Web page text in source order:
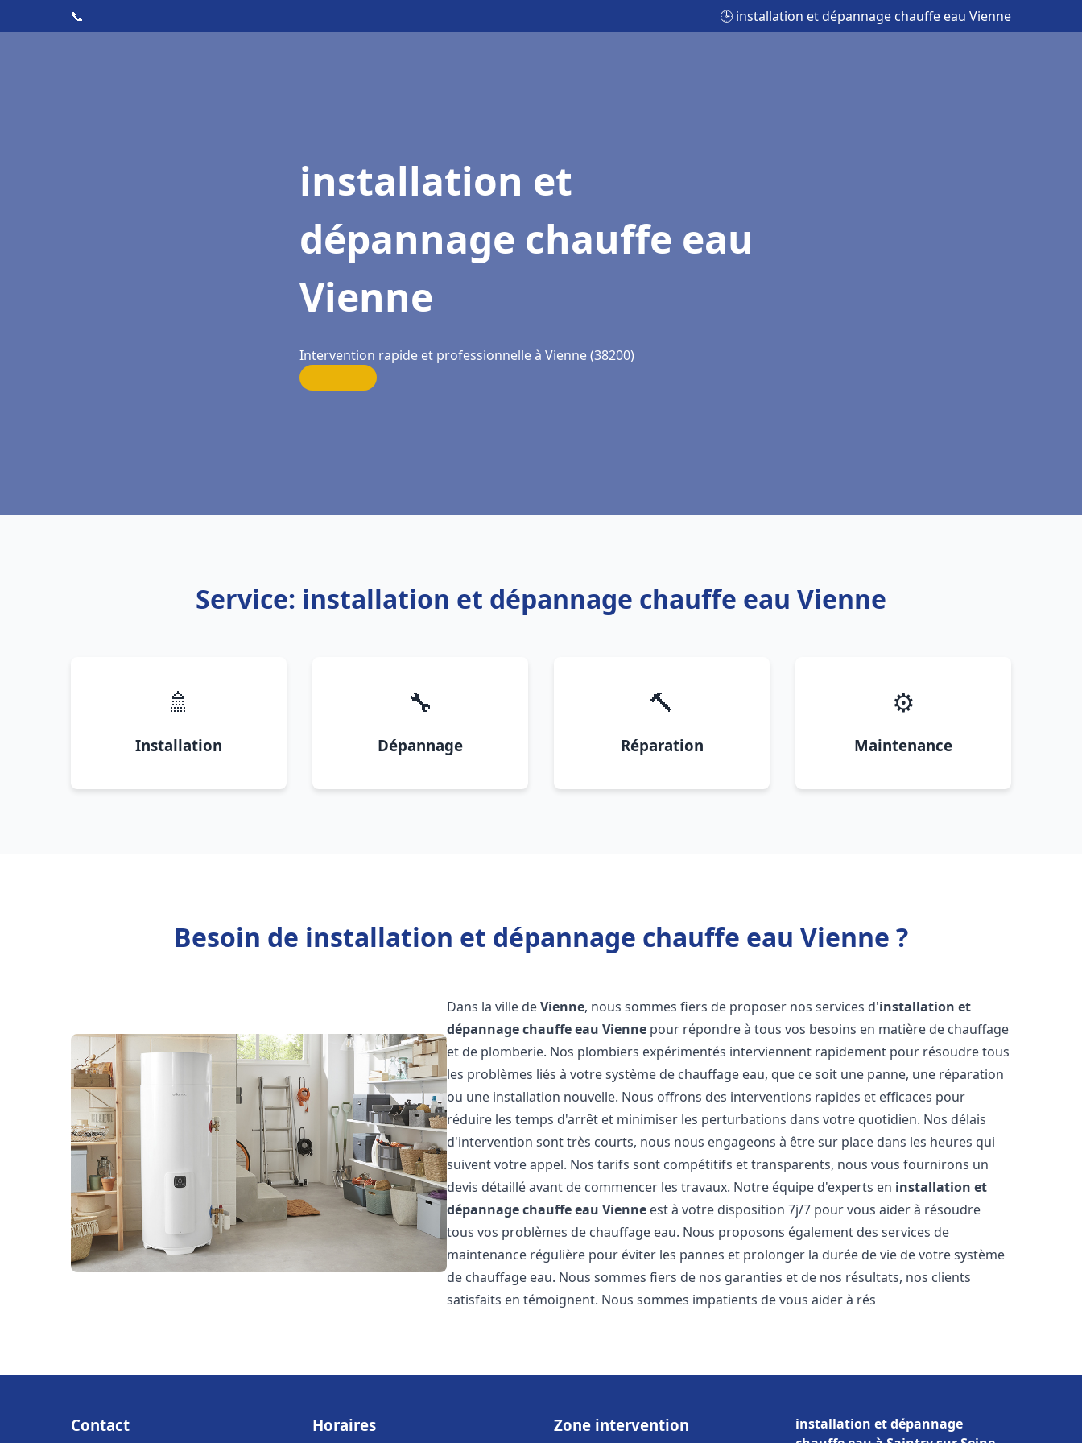
📞 🕒 installation et dépannage chauffe eau Vienne
installation et
dépannage chauffe eau
Vienne
Intervention rapide et professionnelle à Vienne (38200)
Service: installation et dépannage chauffe eau Vienne
🚿
Installation
🔧
Dépannage
🔨
Réparation
⚙️
Maintenance
Besoin de installation et dépannage chauffe eau Vienne ?
Dans la ville deVienne, nous sommes fiers de proposer nos services d'installation et
dépannage chauffe eau Vienne pour répondre à tous vos besoins en matière de chauffage
et de plomberie. Nos plombiers expérimentés interviennent rapidement pour résoudre tous
les problèmes liés à votre système de chauffage eau, que ce soit une panne, une réparation
ou une installation nouvelle. Nous offrons des interventions rapides et efficaces pour
réduire les temps d'arrêt et minimiser les perturbations dans votre quotidien. Nos délais
d'intervention sont très courts, nous nous engageons à être sur place dans les heures qui
suivent votre appel. Nos tarifs sont compétitifs et transparents, nous vous fournirons un
devis détaillé avant de commencer les travaux. Notre équipe d'experts en installation et
dépannage chauffe eau Vienne est à votre disposition 7j/7 pour vous aider à résoudre
tous vos problèmes de chauffage eau. Nous proposons également des services de
maintenance régulière pour éviter les pannes et prolonger la durée de vie de votre système
de chauffage eau. Nous sommes fiers de nos garanties et de nos résultats, nos clients
satisfaits en témoignent. Nous sommes impatients de vous aider à rés
Contact Horaires Zone intervention
installation et dépannage